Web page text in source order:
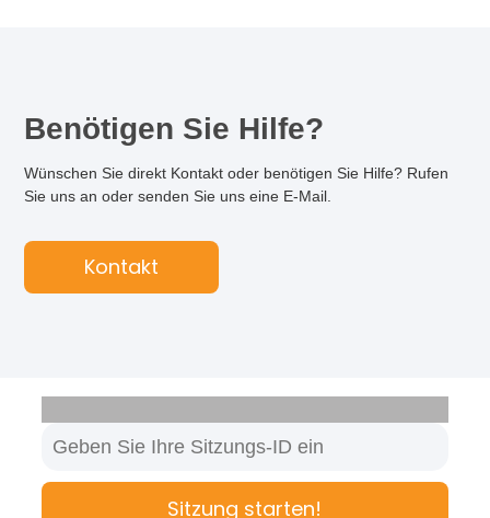
Benötigen Sie Hilfe?
Wünschen Sie direkt Kontakt oder benötigen Sie Hilfe? Rufen
Sie uns an oder senden Sie uns eine E-Mail.
Kontakt
Sitzung starten!